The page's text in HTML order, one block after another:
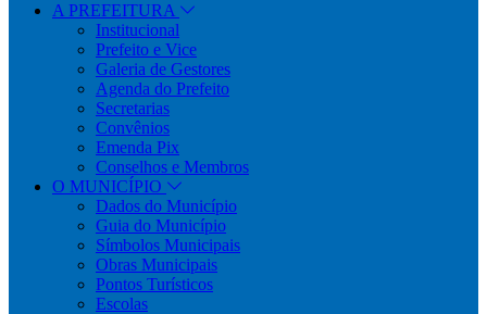
A PREFEITURA
Institucional
Prefeito e Vice
Galeria de Gestores
Agenda do Prefeito
Secretarias
Convênios
Emenda Pix
Conselhos e Membros
O MUNICÍPIO
Dados do Município
Guia do Município
Símbolos Municipais
Obras Municipais
Pontos Turísticos
Escolas